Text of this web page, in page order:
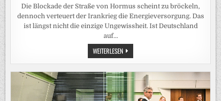
Die Blockade der Straße von Hormus scheint zu bröckeln,
dennoch verteuert der Irankrieg die Energieversorgung. Das
ist längst nicht die einzige Ungewissheit. Ist Deutschland
auf…
WEITERLESEN VERSORGUNGSLAGE:
DER
KRISENCOCKTAIL
FÜR
DIE
ENERGIEVERSORGUNG